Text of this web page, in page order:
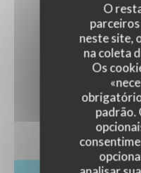
O
neste site,
na coleta
Os
padrão.